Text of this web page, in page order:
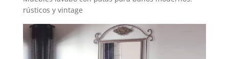
rústicos y vintage